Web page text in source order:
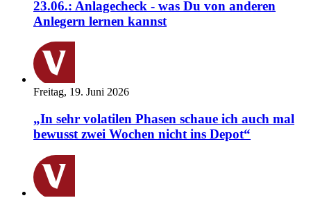
23.06.: Anlagecheck - was Du von anderen
Anlegern lernen kannst
Freitag, 19. Juni 2026
„In sehr volatilen Phasen schaue ich auch mal
bewusst zwei Wochen nicht ins Depot“